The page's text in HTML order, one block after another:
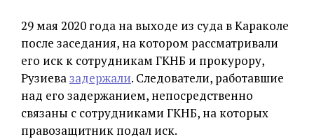
29 мая 2020 года на выходе из суда в Караколе
после заседания, на котором рассматривали
его иск к сотрудникам ГКНБ и прокурору,
Рузиевазадержали. Следователи, работавшие
над его задержанием, непосредственно
связаны с сотрудниками ГКНБ, на которых
правозащитник подал иск.